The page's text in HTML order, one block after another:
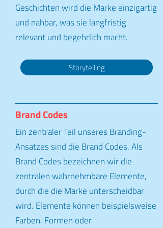
Geschichten wird die Marke einzigartig
und nahbar, was sie langfristig
relevant und begehrlich macht.
Storytelling
Brand Codes
Ein zentraler Teil unseres Branding-
Ansatzes sind die Brand Codes. Als
Brand Codes bezeichnen wir die
zentralen wahrnehmbare Elemente,
durch die die Marke unterscheidbar
wird. Elemente können beispielsweise
Farben, Formen oder